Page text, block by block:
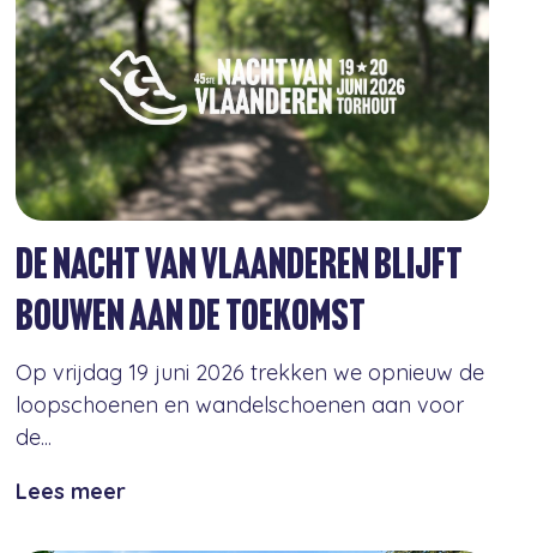
DE NACHT VAN VLAANDEREN BLIJFT
BOUWEN AAN DE TOEKOMST
Op vrijdag 19 juni 2026 trekken we opnieuw de
loopschoenen en wandelschoenen aan voor
de...
Lees meer